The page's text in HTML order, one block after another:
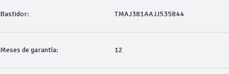
Bastidor: TMAJ381AAJJ535844
Meses de garantía: 12